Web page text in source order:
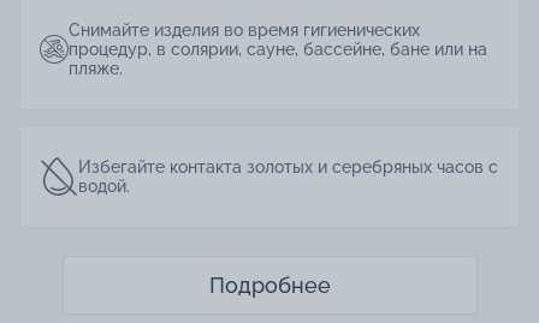
Снимайте изделия во время гигиенических
процедур, в солярии, сауне, бассейне, бане или на
пляже.
Избегайте контакта золотых и серебряных часов с
водой.
Подробнее